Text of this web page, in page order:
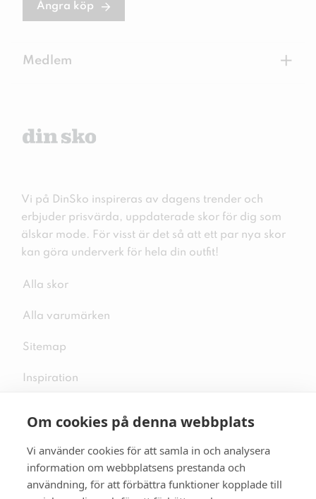
Om cookies på denna webbplats
Vi använder cookies för att samla in och analysera
information om webbplatsens prestanda och
användning, för att förbättra funktioner kopplade till
Ångra köp
Medlem +
Vi på DinSko inspireras av dagens trender och
erbjuder prisvärda, uppdaterade skor för dig som
älskar mode. För visst är det så att ett par nya skor
kan göra underverk för hela din outfit!
Alla skor
Alla varumärken
Sitemap
Inspiration
Följ oss på sociala medier